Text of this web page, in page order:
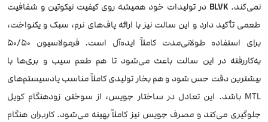
نمی‌کند.BLVK در تولیدات خود همیشه روی کیفیت نیکوتین و شفافیت
طعمی تأکید دارد و این سالت نیز با ارائه پاف‌های نرم، سبک و یکنواخت،
برای استفاده طولانی‌مدت کاملاً ایده‌آل است. فرمولاسیون 50/50
به‌کاررفته در این سالت باعث می‌شود تا هم طعم سیب و بری‌ها با
بیشترین دقت حس شود و هم بخار تولیدی کاملاً مناسب پادسیستم‌های
MTL باشد. این تعادل در ساختار جویس، از سوختن زودهنگام کویل
جلوگیری می‌کند و مصرف جویس نیز کاملاً بهینه می‌شود. کاربران هنگام